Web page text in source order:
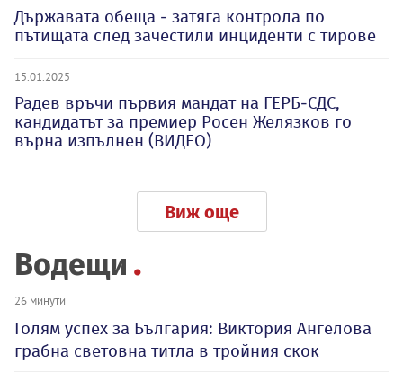
Държавата обеща - затяга контрола по
пътищата след зачестили инциденти с тирове
15.01.2025
Радев връчи първия мандат на ГЕРБ-СДС,
кандидатът за премиер Росен Желязков го
върна изпълнен (ВИДЕО)
Виж още
Водещи
26 минути
Голям успех за България: Виктория Ангелова
грабна световна титла в тройния скок